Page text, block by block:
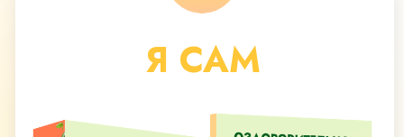
Брошюры, методички, чек-листы
на протяжении 5 месяцев